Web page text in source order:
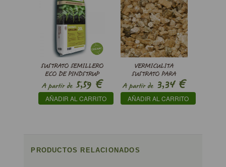
SUSTRATO SEMILLERO
ECO DE PINDSTRUP
A partir de5,59 €
AÑADIR AL CARRITO
VERMICULITA
SUSTRATO PARA
PROPAGACIÓN
A partir de3,34€
AÑADIR AL CARRITO
PRODUCTOS RELACIONADOS